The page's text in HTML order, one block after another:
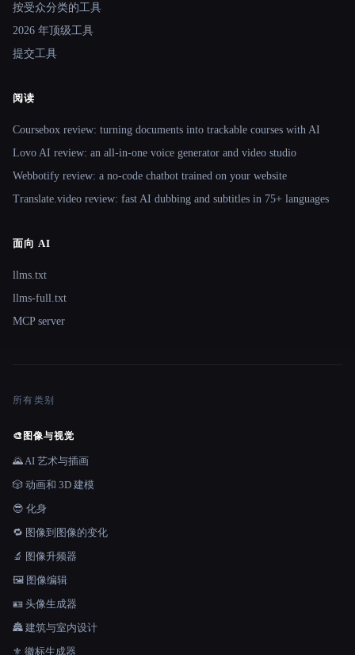
按受众分类的工具
2026 年顶级工具
提交工具
阅读
Coursebox review: turning documents into trackable courses with AI
Lovo AI review: an all-in-one voice generator and video studio
Webbotify review: a no-code chatbot trained on your website
Translate.video review: fast AI dubbing and subtitles in 75+ languages
面向 AI
llms.txt
llms-full.txt
MCP server
所有类别
🎨 图像与视觉
🌄 AI 艺术与插画
🎲 动画和 3D 建模
😎 化身
🔁 图像到图像的变化
🔬 图像升频器
🖼️ 图像编辑
🪪 头像生成器
🏯 建筑与室内设计
⚜️ 徽标生成器